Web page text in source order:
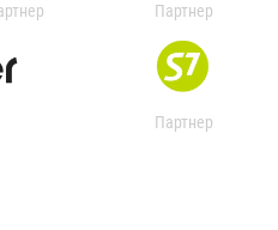
Партнер
Партнер